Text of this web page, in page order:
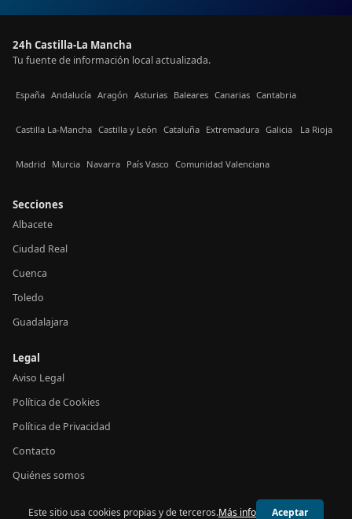
24h Castilla-La Mancha
Tu fuente de información local actualizada.
España Andalucía Aragón Asturias Baleares Canarias Cantabria
Castilla La-Mancha Castilla y León Cataluña Extremadura Galicia La Rioja
Madrid Murcia Navarra País Vasco Comunidad Valenciana
Secciones
Albacete
Ciudad Real
Cuenca
Toledo
Guadalajara
Legal
Aviso Legal
Política de Cookies
Política de Privacidad
Contacto
Quiénes somos
Este sitio usa cookies propias y de terceros.Más info Aceptar